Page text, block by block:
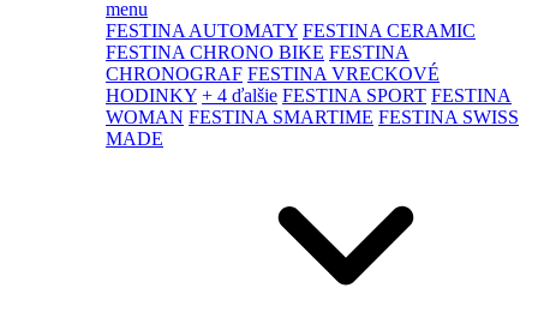
menu
FESTINA AUTOMATY FESTINA CERAMIC
FESTINA CHRONO BIKE FESTINA
CHRONOGRAF FESTINA VRECKOVÉ
HODINKY + 4 ďalšie FESTINA SPORT FESTINA
WOMAN FESTINA SMARTIME FESTINA SWISS
MADE